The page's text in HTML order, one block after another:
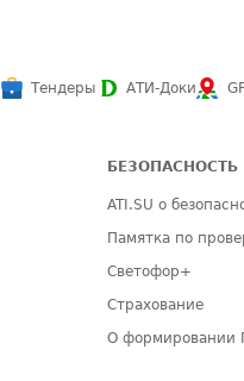
Тендеры АТИ-Доки
БЕЗОПАСНОСТЬ
ATI.SU о
Памятка по
Светофор+
Страхование
О формировании